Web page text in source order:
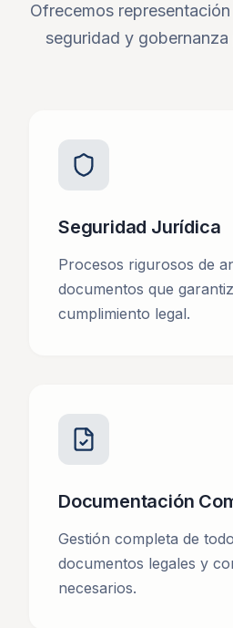
Ofrecemos
seguridad y gobernanza
Seguridad Jurídica
Procesos rigurosos de
documentos que
cumplimiento legal.
Documentación
Gestión completa de
documentos legales y
necesarios.